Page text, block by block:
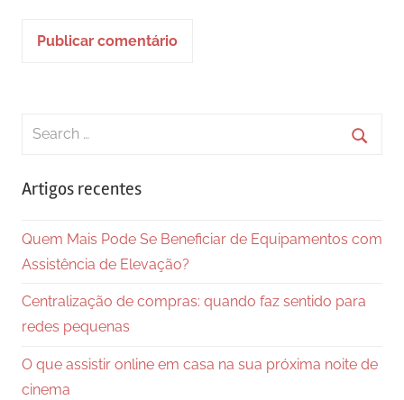
Search
Artigos recentes
Quem Mais Pode Se Beneficiar de Equipamentos com
Assistência de Elevação?
Centralização de compras: quando faz sentido para
redes pequenas
O que assistir online em casa na sua próxima noite de
cinema